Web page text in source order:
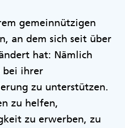
gemeinnützigen
an dem sich seit über
hat: Nämlich
bei ihrer
zu unterstützen.
zu helfen,
zu erwerben, zu